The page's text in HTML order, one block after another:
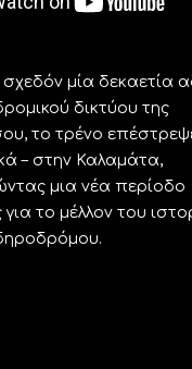
μία δεκαετία
δικτύου της
το τρένο
– στην Καλαμάτα,
μια νέα περίοδο
για το μέλλον του